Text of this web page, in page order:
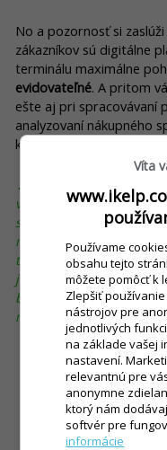
No a pozornosť si
zákazníkov sú digitálne
terminálu maximálne
evidovateľné. A pritom
ešte aj pri spracovávaní
analyzovaní nákupného
konkrétnych dní či
Zapamätajte si:
vašej prevádzke vôbec
súčasnosti si totiž
možnosťou prijímania
terminál vás teda vyjdú
je aj to, že ak si
bezplatne sa postará o
náhodou pokazí alebo si
Víta
Používame
obsahu tejto
môžete pomôcť k
Zlepšiť
nástrojov pre
jednotlivých
na základe vašej
nastavení.
relevantnú pre
anonymne
ktorý nám
softvér pre
informácie